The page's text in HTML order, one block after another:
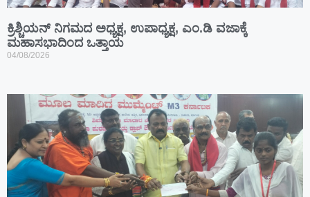
ಕ್ರಿಶ್ಚಿಯನ್ ನಿಗಮದ ಅಧ್ಯಕ್ಷ, ಉಪಾಧ್ಯಕ್ಷ, ಎಂ.ಡಿ ವಜಾಕ್ಕೆ
ಮಹಾಸಭಾದಿಂದ ಒತ್ತಾಯ
04/08/2026